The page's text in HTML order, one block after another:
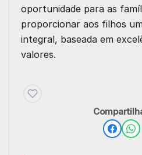
oportunidade para as
proporcionar aos filhos
integral, baseada em
valores.